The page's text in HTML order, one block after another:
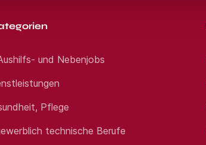
und Nebenjobs
Pflege
technische Berufe